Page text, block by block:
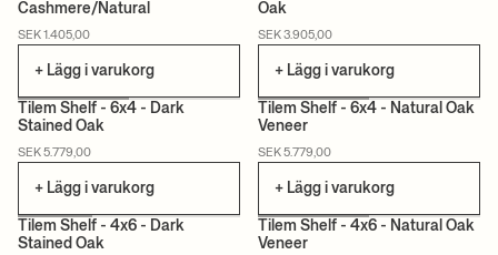
Cashmere/Natural
SEK 1.405,00
+ Lägg i varukorg
CERTIFIERAD
Oak
SEK 3.905,00
+ Lägg i varukorg
CERTIFIERAD
Tilem Shelf - 6x4 - Dark
Stained Oak
SEK 5.779,00
+ Lägg i varukorg
CERTIFIERAD
Tilem Shelf - 6x4 - Natural Oak
Veneer
SEK 5.779,00
+ Lägg i varukorg
Tilem Shelf - 4x6 - Dark
Stained Oak
Tilem Shelf - 4x6 - Natural Oak
Veneer